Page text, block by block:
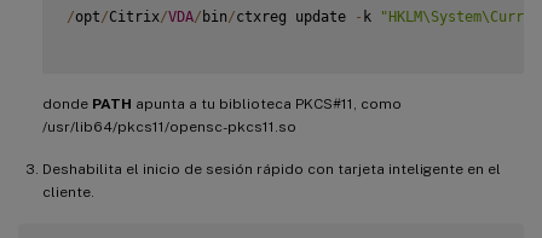
/opt/Citrix/VDA/ bin/ctxreg update - k
donde PATH apunta a tu biblioteca PKCS#11, como
/usr/lib64/pkcs11/opensc-pkcs11.so
Deshabilita el inicio de sesión rápido con tarjeta inteligente en el
cliente.